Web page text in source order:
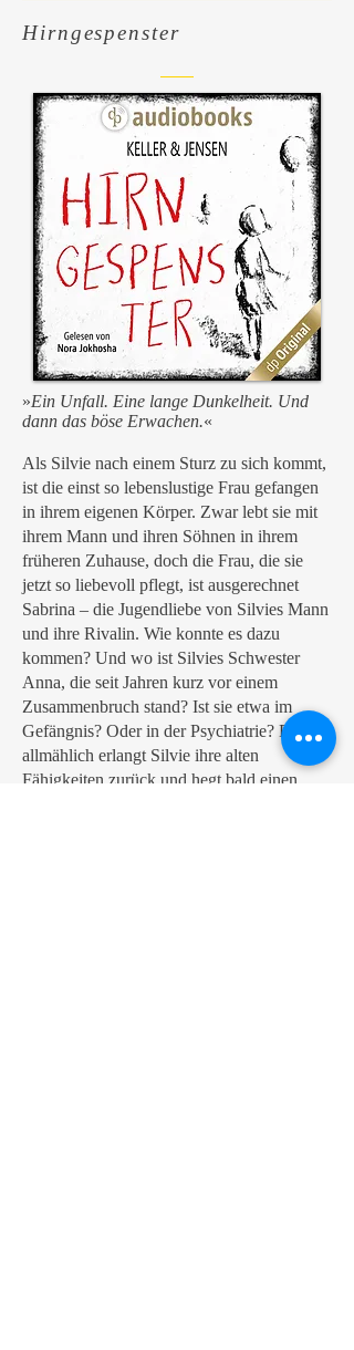
Hirngespenster
»Ein Unfall. Eine lange Dunkelheit. Und
dann das böse Erwachen.«
Als Silvie nach einem Sturz zu sich kommt,
ist die einst so lebenslustige Frau gefangen
in ihrem eigenen Körper. Zwar lebt sie mit
ihrem Mann und ihren Söhnen in ihrem
früheren Zuhause, doch die Frau, die sie
jetzt so liebevoll pflegt, ist ausgerechnet
Sabrina – die Jugendliebe von Silvies Mann
und ihre Rivalin. Wie konnte es dazu
kommen? Und wo ist Silvies Schwester
Anna, die seit Jahren kurz vor einem
Zusammenbruch stand? Ist sie etwa im
Gefängnis? Oder in der Psychiatrie? Erst
allmählich erlangt Silvie ihre alten
Fähigkeiten zurück und hegt bald einen